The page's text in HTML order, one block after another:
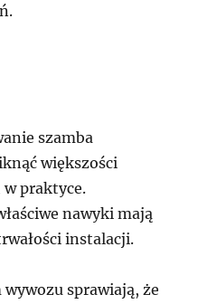
szamba
większości
praktyce.
nawyki mają
instalacji.
sprawiają, że